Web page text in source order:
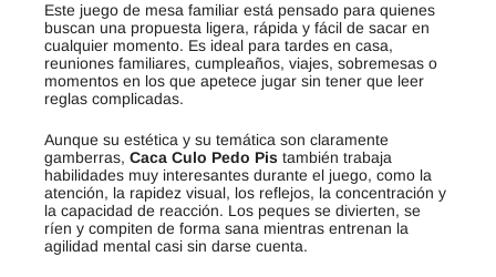
Este juego de mesa familiar está pensado para quienes
buscan una propuesta ligera, rápida y fácil de sacar en
cualquier momento. Es ideal para tardes en casa,
reuniones familiares, cumpleaños, viajes, sobremesas o
momentos en los que apetece jugar sin tener que leer
reglas complicadas.
Aunque su estética y su temática son claramente
gamberras, Caca Culo Pedo Pis también trabaja
habilidades muy interesantes durante el juego, como la
atención, la rapidez visual, los reflejos, la concentración y
la capacidad de reacción. Los peques se divierten, se
ríen y compiten de forma sana mientras entrenan la
agilidad mental casi sin darse cuenta.